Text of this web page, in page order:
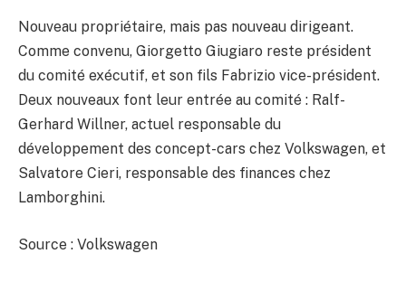
Nouveau propriétaire, mais pas nouveau dirigeant.
Comme convenu, Giorgetto Giugiaro reste président
du comité exécutif, et son fils Fabrizio vice-président.
Deux nouveaux font leur entrée au comité : Ralf-
Gerhard Willner, actuel responsable du
développement des concept-cars chez Volkswagen, et
Salvatore Cieri, responsable des finances chez
Lamborghini.
Source : Volkswagen